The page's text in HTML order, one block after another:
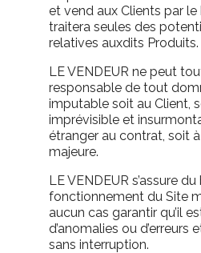
et vend aux Clients par le
traitera seules des
relatives auxdits Produits.
LE VENDEUR ne peut
responsable de tout
imputable soit au Client,
imprévisible et
étranger au contrat, soit
majeure.
LE VENDEUR s’assure du
fonctionnement du Site
aucun cas garantir qu’il
d’anomalies ou d’erreurs
sans interruption.